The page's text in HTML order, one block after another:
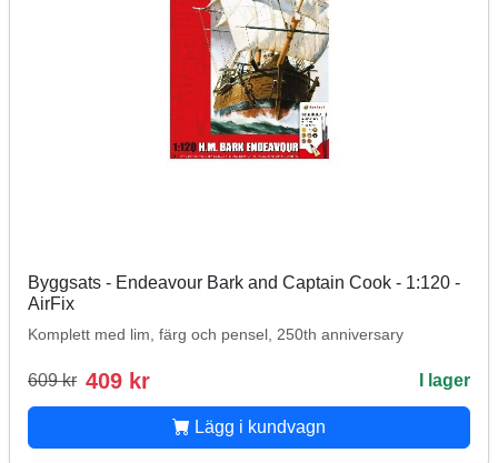
Byggsats - Endeavour Bark and Captain Cook - 1:120 -
AirFix
Komplett med lim, färg och pensel, 250th anniversary
609 kr 409 kr I lager
Lägg i kundvagn